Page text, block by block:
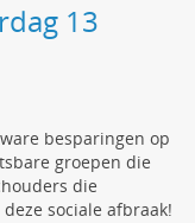
13
besparingen op
groepen die
die
sociale afbraak!